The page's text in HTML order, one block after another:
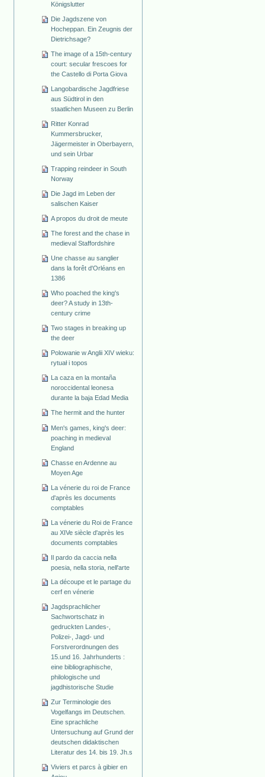
Königslutter
Die Jagdszene von
Hocheppan. Ein Zeugnis der
Dietrichsage?
The image of a 15th-century
court: secular frescoes for
the Castello di Porta Giova
Langobardische Jagdfriese
aus Südtirol in den
staatlichen Museen zu Berlin
Ritter Konrad
Kummersbrucker,
Jägermeister in Oberbayern,
und sein Urbar
Trapping reindeer in South
Norway
Die Jagd im Leben der
salischen Kaiser
A propos du droit de meute
The forest and the chase in
medieval Staffordshire
Une chasse au sanglier
dans la forêt d'Orléans en
1386
Who poached the king's
deer? A study in 13th-
century crime
Two stages in breaking up
the deer
Polowanie w Anglii XIV wieku:
rytuał i topos
La caza en la montaña
noroccidental leonesa
durante la baja Edad Media
The hermit and the hunter
Men's games, king's deer:
poaching in medieval
England
Chasse en Ardenne au
Moyen Age
La vénerie du roi de France
d'après les documents
comptables
La vénerie du Roi de France
au XIVe siècle d'après les
documents comptables
Il pardo da caccia nella
poesia, nella storia, nell'arte
La découpe et le partage du
cerf en vénerie
Jagdsprachlicher
Sachwortschatz in
gedruckten Landes-,
Polizei-, Jagd- und
Forstverordnungen des
15.und 16. Jahrhunderts :
eine bibliographische,
philologische und
jagdhistorische Studie
Zur Terminologie des
Vogelfangs im Deutschen.
Eine sprachliche
Untersuchung auf Grund der
deutschen didaktischen
Literatur des 14. bis 19. Jh.s
Viviers et parcs à gibier en